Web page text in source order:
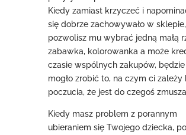
Kiedy zamiast krzyczeć i
się dobrze zachowywało w sklepie,
pozwolisz mu wybrać jedną małą
zabawka, kolorowanka a może
czasie wspólnych zakupów, będzie
mogło zrobić to, na czym ci zależy
poczucia, że jest do czegoś
Kiedy masz problem z porannym
ubieraniem się Twojego dziecka,